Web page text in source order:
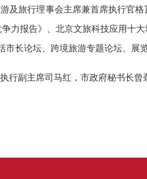
及旅行理事会主席兼首席执行官
力报告》、北京文旅科技应用十
长论坛、跨境旅游专题论坛、展
行副主席司马红，市政府秘书长曾